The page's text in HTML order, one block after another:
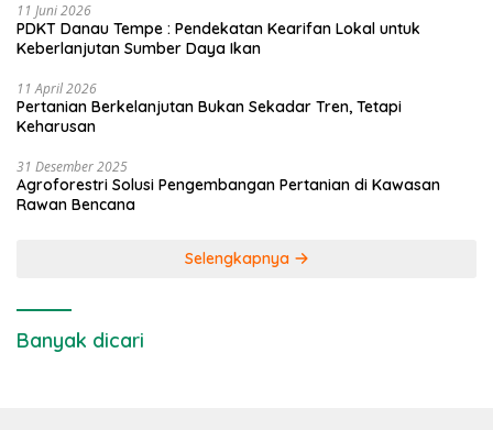
11 Juni 2026
PDKT Danau Tempe : Pendekatan Kearifan Lokal untuk
Keberlanjutan Sumber Daya Ikan
11 April 2026
Pertanian Berkelanjutan Bukan Sekadar Tren, Tetapi
Keharusan
31 Desember 2025
Agroforestri Solusi Pengembangan Pertanian di Kawasan
Rawan Bencana
Selengkapnya
Banyak dicari